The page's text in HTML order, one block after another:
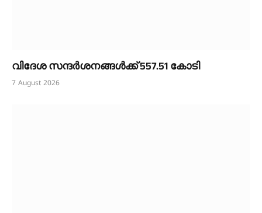
വിദേശ സന്ദർശനങ്ങൾക്ക് 557.51 കോടി
7 August 2026